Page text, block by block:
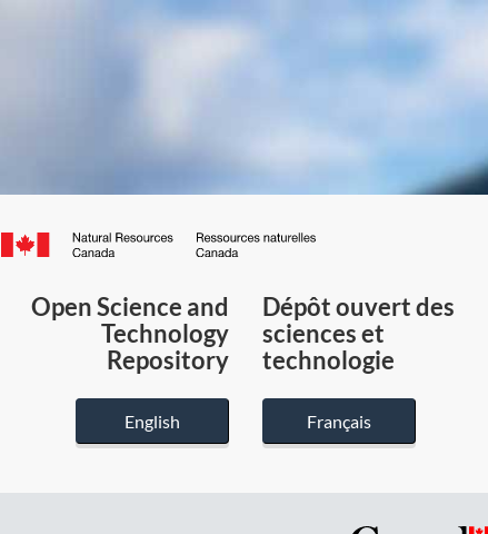
Canada.ca
du
Canada
Open Science and
Technology
Repository
English
Dépôt ouvert des
sciences et
technologie
Français